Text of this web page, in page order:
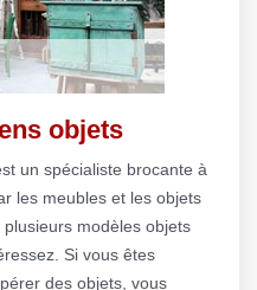
objets
un spécialiste brocante à
les meubles et les objets
modèles objets
Si vous êtes
des objets, vous